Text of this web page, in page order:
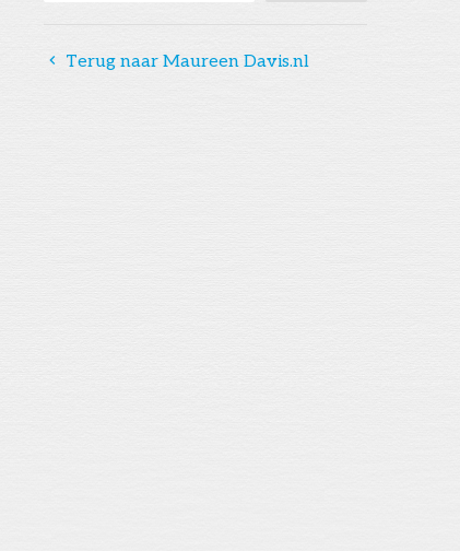
󰅁 Terug naar Maureen Davis.nl